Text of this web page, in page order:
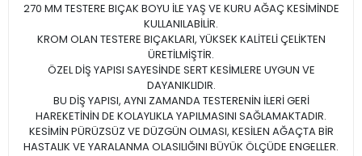
270 MM TESTERE BIÇAK BOYU İLE YAŞ VE KURU AĞAÇ KESİMİNDE
KULLANILABİLİR.
KROM OLAN TESTERE BIÇAKLARI, YÜKSEK KALİTELİ ÇELİKTEN
ÜRETİLMİŞTİR.
ÖZEL DİŞ YAPISI SAYESİNDE SERT KESİMLERE UYGUN VE
DAYANIKLIDIR.
BU DİŞ YAPISI, AYNI ZAMANDA TESTERENİN İLERİ GERİ
HAREKETİNİN DE KOLAYLIKLA YAPILMASINI SAĞLAMAKTADIR.
KESİMİN PÜRÜZSÜZ VE DÜZGÜN OLMASI, KESİLEN AĞAÇTA BİR
HASTALIK VE YARALANMA OLASILIĞINI BÜYÜK ÖLÇÜDE ENGELLER.